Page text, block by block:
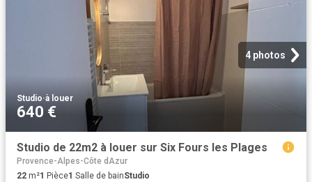
4 photos
Studio·à louer
640 €
Studio de 22m2 à louer sur Six Fours les Plages
Provence-Alpes-Côte dAzur
22 m²1 Pièce1 Salle de bainStudio